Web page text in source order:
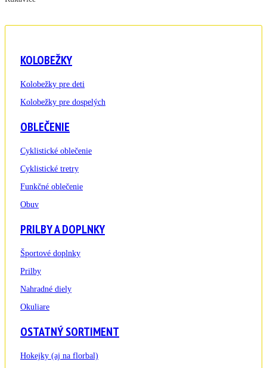
KOLOBEŽKY
Kolobežky pre deti
Kolobežky pre dospelých
OBLEČENIE
Cyklistické oblečenie
Cyklistické tretry
Funkčné oblečenie
Obuv
PRILBY A DOPLNKY
Športové doplnky
Prilby
Nahradné diely
Okuliare
OSTATNÝ SORTIMENT
Hokejky (aj na florbal)